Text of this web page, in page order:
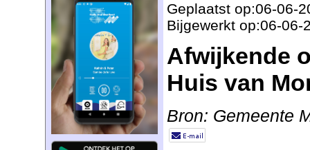
Geplaatst op:06-06-
Bijgewerkt op:06-06-
Afwijkende
Huis van
Bron: Gemeente